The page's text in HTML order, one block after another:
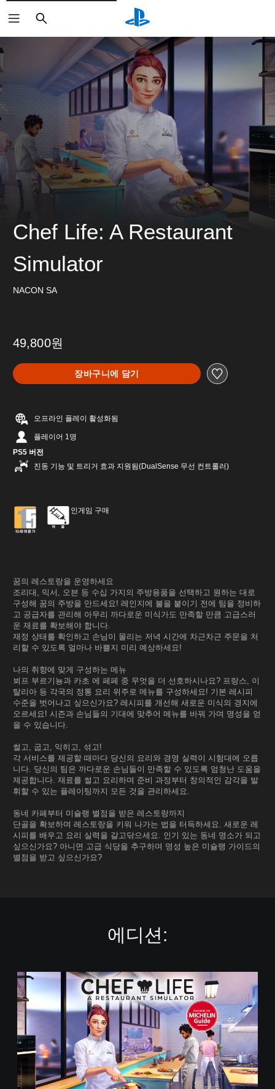
검
색
Chef Life: A Restaurant
Simulator
NACON SA
49,800원
장바구니에 담기
오프라인 플레이 활성화됨
플레이어 1명
PS5 버전
진동 기능 및 트리거 효과 지원됨(DualSense 무선 컨트롤러)
인게임 구매
꿈의 레스토랑을 운영하세요
조리대, 믹서, 오븐 등 수십 가지의 주방용품을 선택하고 원하는 대로
구성해 꿈의 주방을 만드세요! 레인지에 불을 붙이기 전에 팀을 정비하
고 공급자를 관리해 아무리 까다로운 미식가도 만족할 만큼 고급스러
운 재료를 확보해야 합니다.
재정 상태를 확인하고 손님이 몰리는 저녁 시간에 차근차근 주문을 처
리할 수 있도록 얼마나 바쁠지 미리 예상하세요!
나의 취향에 맞게 구성하는 메뉴
뵈프 부르기뇽과 카초 에 페페 중 무엇을 더 선호하시나요? 프랑스, 이
탈리아 등 각국의 정통 요리 위주로 메뉴를 구성하세요! 기본 레시피
수준을 벗어나고 싶으신가요? 레시피를 개선해 새로운 미식의 경지에
오르세요! 시즌과 손님들의 기대에 맞추어 메뉴를 바꿔 가며 명성을 얻
을 수 있습니다.
썰고, 굽고, 익히고, 섞고!
각 서비스를 제공할 때마다 당신의 요리와 경영 실력이 시험대에 오릅
니다. 당신의 팀은 까다로운 손님들이 만족할 수 있도록 엄청난 도움을
제공합니다. 재료를 썰고 요리하며 준비 과정부터 창의적인 감각을 발
휘할 수 있는 플레이팅까지 모든 것을 관리하세요.
동네 카페부터 미슐랭 별점을 받은 레스토랑까지
단골을 확보하며 레스토랑을 키워 나가는 법을 터득하세요. 새로운 레
시피를 배우고 요리 실력을 갈고닦으세요. 인기 있는 동네 명소가 되고
싶으신가요? 아니면 고급 식당을 추구하며 명성 높은 미슐랭 가이드의
별점을 받고 싶으신가요?
에디션:
셰
프
라
이
-
레
토
랑